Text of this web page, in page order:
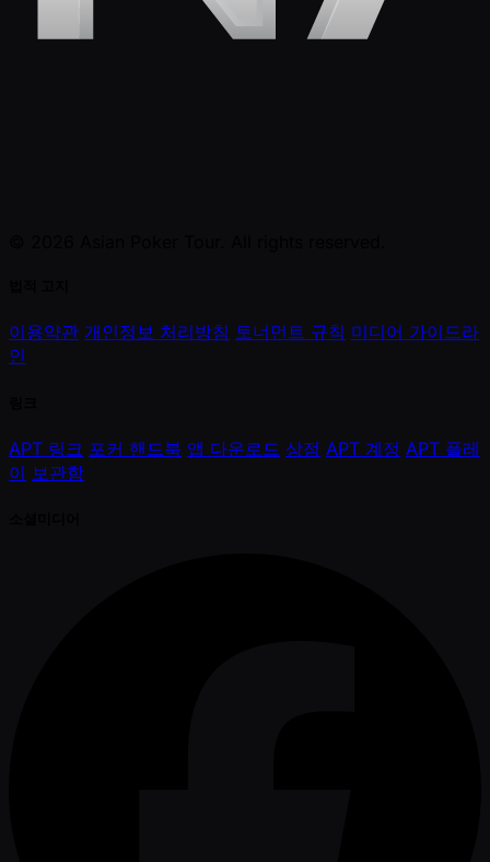
이용약관 개인정보 처리방침 토너먼트 규칙 미디어 가이드라
인
APT 링크 포커 핸드북 앱 다운로드 상점 APT 계정 APT 플레
이 보관함